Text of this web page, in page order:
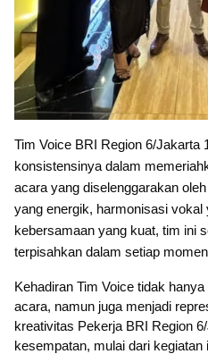
Tim Voice BRI Region 6/Jakarta
konsistensinya dalam
acara yang diselenggarakan
yang energik, harmonisasi
kebersamaan yang kuat, tim ini
terpisahkan dalam setiap
Kehadiran Tim Voice tidak
acara, namun juga menjadi
kreativitas Pekerja BRI Region
kesempatan, mulai dari kegiatan